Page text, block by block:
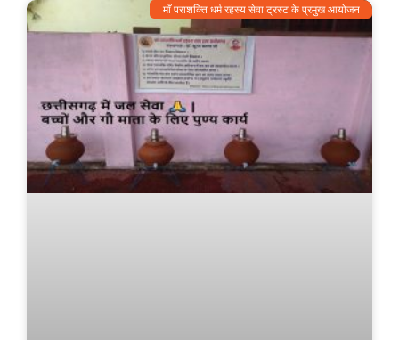
माँ पराशक्ति धर्म रहस्य सेवा ट्रस्ट के प्रमुख आयोजन